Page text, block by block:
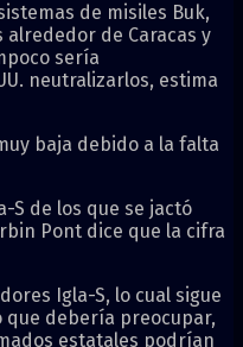
de misiles Buk,
de Caracas y
sería
neutralizarlos, estima
baja debido a la falta
S de los que se jactó
Pont dice que la cifra
Igla-S, lo cual sigue
que debería preocupar,
estatales podrían